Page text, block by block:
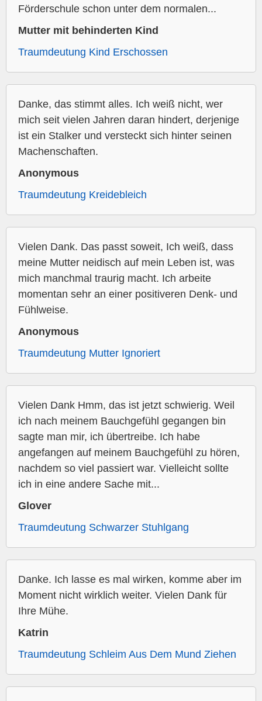
Förderschule schon unter dem normalen...
Mutter mit behinderten Kind
Traumdeutung Kind Erschossen
Danke, das stimmt alles. Ich weiß nicht, wer
mich seit vielen Jahren daran hindert, derjenige
ist ein Stalker und versteckt sich hinter seinen
Machenschaften.
Anonymous
Traumdeutung Kreidebleich
Vielen Dank. Das passt soweit, Ich weiß, dass
meine Mutter neidisch auf mein Leben ist, was
mich manchmal traurig macht. Ich arbeite
momentan sehr an einer positiveren Denk- und
Fühlweise.
Anonymous
Traumdeutung Mutter Ignoriert
Vielen Dank Hmm, das ist jetzt schwierig. Weil
ich nach meinem Bauchgefühl gegangen bin
sagte man mir, ich übertreibe. Ich habe
angefangen auf meinem Bauchgefühl zu hören,
nachdem so viel passiert war. Vielleicht sollte
ich in eine andere Sache mit...
Glover
Traumdeutung Schwarzer Stuhlgang
Danke. Ich lasse es mal wirken, komme aber im
Moment nicht wirklich weiter. Vielen Dank für
Ihre Mühe.
Katrin
Traumdeutung Schleim Aus Dem Mund Ziehen